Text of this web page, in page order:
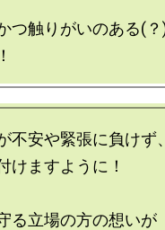
つ触りがいのある(
不安や緊張に負けず
けますように！
る立場の方の想いが